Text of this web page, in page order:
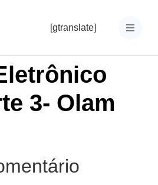
[gtranslate]
3- Olam